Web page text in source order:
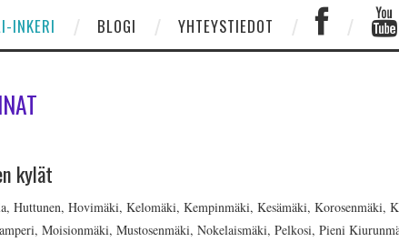
INKERI
BLOGI YHTEYSTIEDOT
kylät
Huttunen, Hovimäki, Kelomäki, Kempinmäki, Kesämäki, Korosenmäki,
Moisionmäki, Mustosenmäki, Nokelaismäki, Pelkosi, Pieni